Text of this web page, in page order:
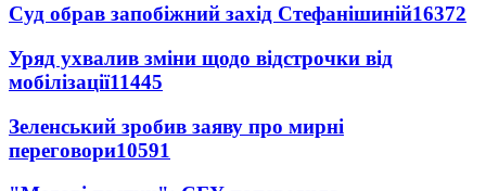
Суд обрав запобіжний захід Стефанішиній16372
Уряд ухвалив зміни щодо відстрочки від
мобілізації11445
Зеленський зробив заяву про мирні
переговори10591